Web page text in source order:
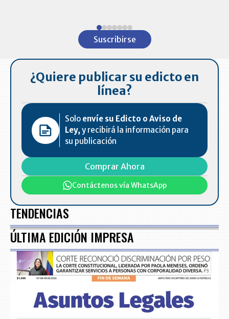
Suscribirse
¿Quiere publicar su edicto en
línea?
Solo envíe su Edicto o Aviso de
Ley,y recibirá la información para
su publicación
Comprar Ahora
Contáctenos vía WhatsApp
TENDENCIAS
ÚLTIMA EDICIÓN IMPRESA